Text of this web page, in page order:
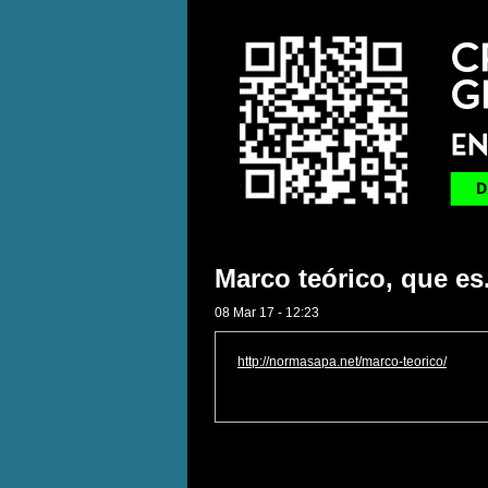
Marco teórico, que
08 Mar 17 - 12:23
http://normasapa.net/marco-teorico/